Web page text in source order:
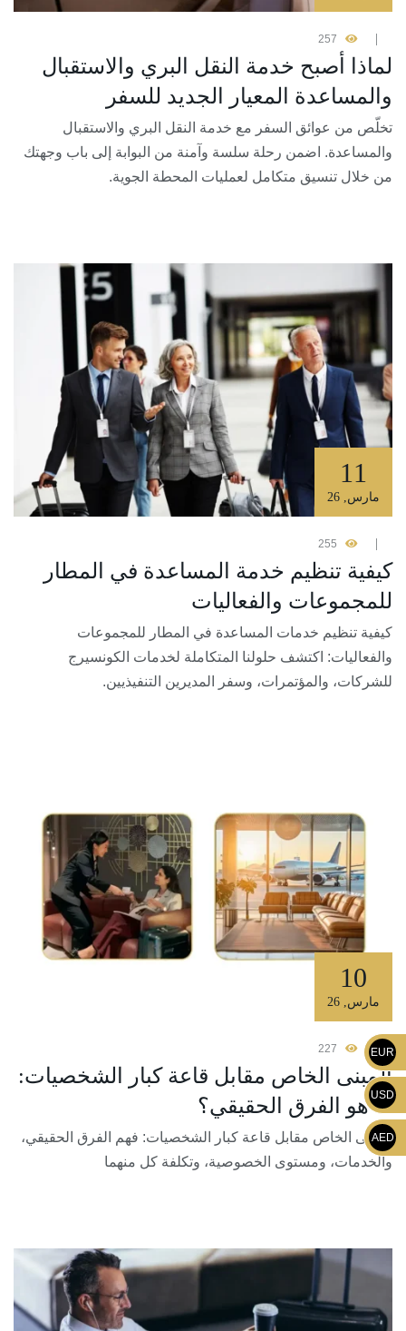
257
لماذا أصبح خدمة النقل البري والاستقبال
والمساعدة المعيار الجديد للسفر
تخلّص من عوائق السفر مع خدمة النقل البري والاستقبال
والمساعدة. اضمن رحلة سلسة وآمنة من البوابة إلى باب وجهتك
من خلال تنسيق متكامل لعمليات المحطة الجوية.
11
مارس,
255
كيفية تنظيم خدمة المساعدة في المطار
للمجموعات والفعاليات
كيفية تنظيم خدمات المساعدة في المطار للمجموعات
والفعاليات: اكتشف حلولنا المتكاملة لخدمات الكونسيرج
للشركات، والمؤتمرات، وسفر المديرين التنفيذيين.
10
مارس
227
المبنى الخاص مقابل قاعة كبار الشخصيات:
ما هو الفرق الحقيقي؟
المبنى الخاص مقابل قاعة كبار الشخصيات: فهم الفرق الحقيقي،
والخدمات، ومستوى الخصوصية، وتكلفة كل منهما
EUR
USD
AED